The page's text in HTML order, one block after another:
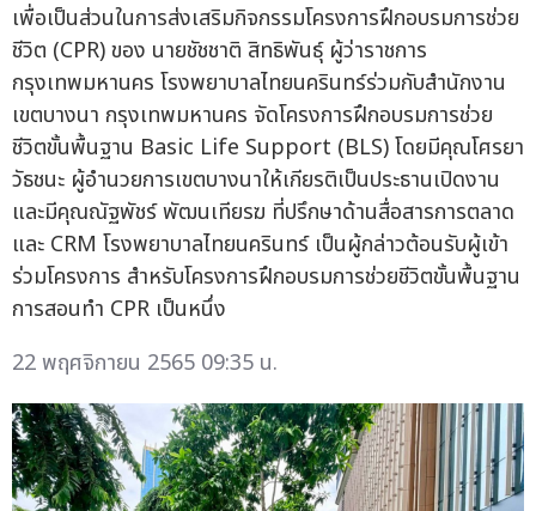
เพื่อเป็นส่วนในการส่งเสริมกิจกรรมโครงการฝึกอบรมการช่วย
ชีวิต (CPR) ของ นายชัชชาติ สิทธิพันธุ์ ผู้ว่าราชการ
กรุงเทพมหานคร โรงพยาบาลไทยนครินทร์ร่วมกับสำนักงาน
เขตบางนา กรุงเทพมหานคร จัดโครงการฝึกอบรมการช่วย
ชีวิตขั้นพื้นฐาน Basic Life Support (BLS) โดยมีคุณโศรยา
วัธชนะ ผู้อำนวยการเขตบางนาให้เกียรติเป็นประธานเปิดงาน
และมีคุณณัฐพัชร์ พัฒนเทียรฆ ที่ปรึกษาด้านสื่อสารการตลาด
และ CRM โรงพยาบาลไทยนครินทร์ เป็นผู้กล่าวต้อนรับผู้เข้า
ร่วมโครงการ สำหรับโครงการฝึกอบรมการช่วยชีวิตขั้นพื้นฐาน
การสอนทำ CPR เป็นหนึ่ง
22 พฤศจิกายน 2565 09:35 น.